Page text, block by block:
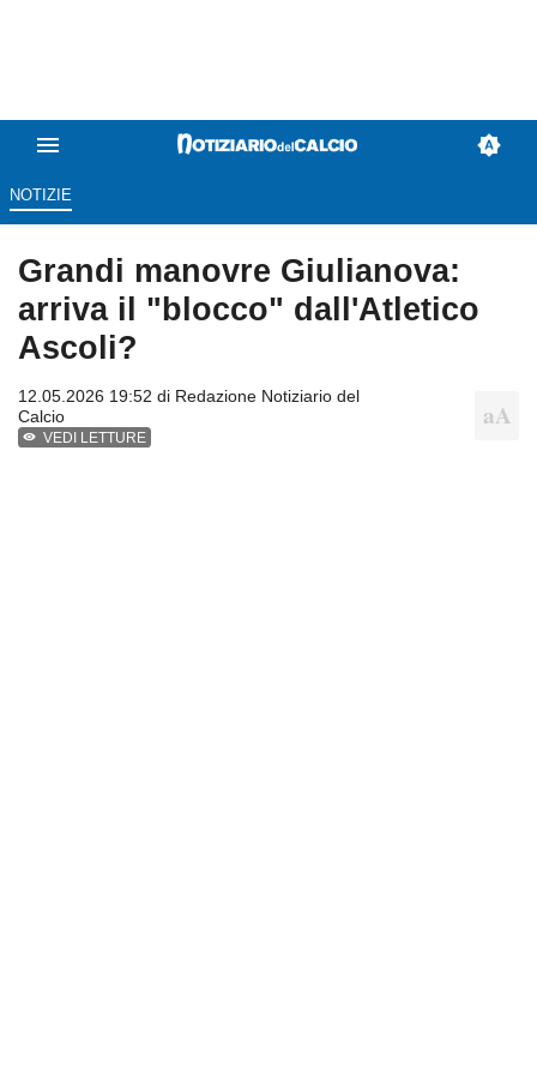
NOTIZIE
Grandi manovre Giulianova:
arriva il "blocco" dall'Atletico
Ascoli?
12.05.2026 19:52 di Redazione Notiziario del
Calcio
VEDI LETTURE